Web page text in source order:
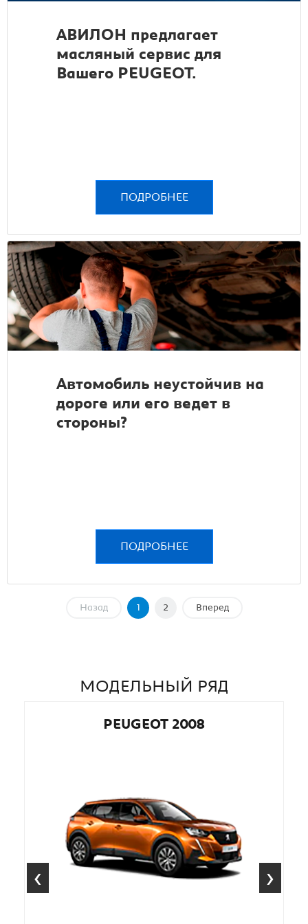
АВИЛОН предлагает
масляный сервис для
Вашего PEUGEOT.
ПОДРОБНЕЕ
Автомобиль неустойчив на
дороге или его ведет в
стороны?
ПОДРОБНЕЕ
Назад 1 2 Вперед
МОДЕЛЬНЫЙ РЯД
PEUGEOT 2008
‹ ›